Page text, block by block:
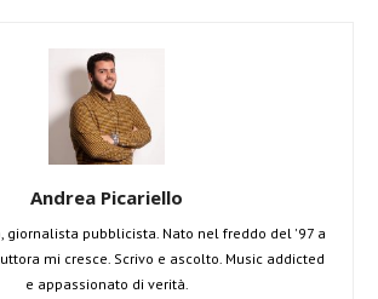
Andrea Picariello
giornalista pubblicista. Nato nel freddo del '97 a
mi cresce. Scrivo e ascolto. Music addicted
e appassionato di verità.